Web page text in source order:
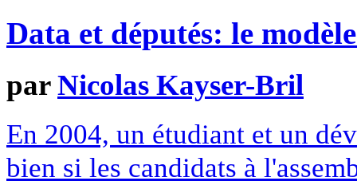
Data et députés: le
parNicolas Kayser-Bril
En 2004, un étudiant et un
bien si les candidats à